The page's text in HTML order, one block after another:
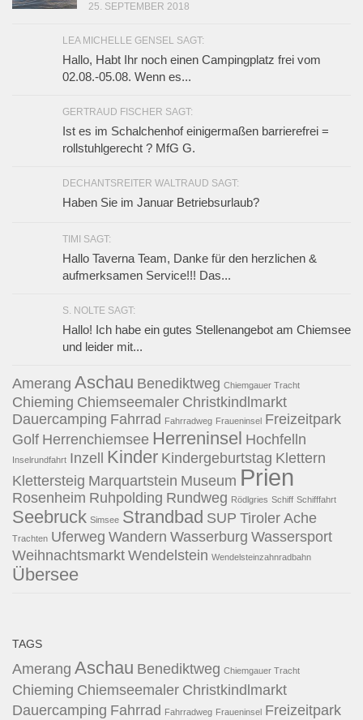
25. SEPTEMBER 2018
LEA MICHELLE GENSEL SAGT:
Hallo, Habt Ihr noch einen Campingplatz frei vom
02.08.-05.08. Wenn es...
GERTRAUD FISCHER SAGT:
Ist es im Schalchenhof einigermaßen barrierefrei =
rollstuhlgerecht ? MfG G.
DECHANTSREITER WALTRAUD SAGT:
Haben Sie im Januar Betriebsurlaub?
TIMI SAGT:
Hallo Taverna Team, Danke für den herzlichen &
aufmerksamen Service!!! Das...
S. NOLTE SAGT:
Hallo! Ich habe ein gutes Stellenangebot am Chiemsee
und leider mit...
Amerang Aschau Benediktweg Chiemgauer Tracht
Chieming Chiemseemaler Christkindlmarkt
Dauercamping Fahrrad Fahrradweg Fraueninsel Freizeitpark
Golf Herrenchiemsee Herreninsel Hochfelln
Inselrundfahrt Inzell Kinder Kindergeburtstag Klettern
Klettersteig Marquartstein Museum Prien
Rosenheim Ruhpolding Rundweg Rödlgries Schiff Schifffahrt
Seebruck Simsee Strandbad SUP Tiroler Ache
Trachten Uferweg Wandern Wasserburg Wassersport
Weihnachtsmarkt Wendelstein Wendelsteinzahnradbahn
Übersee
TAGS
Amerang Aschau Benediktweg Chiemgauer Tracht
Chieming Chiemseemaler Christkindlmarkt
Dauercamping Fahrrad Fahrradweg Fraueninsel Freizeitpark